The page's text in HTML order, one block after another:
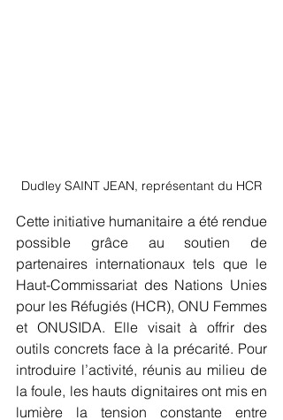
Dudley SAINT JEAN, représentant du HCR
Cette initiative humanitaire a été rendue
possible grâce au soutien de
partenaires internationaux tels que le
Haut-Commissariat des Nations Unies
pour les Réfugiés (HCR), ONU Femmes
et ONUSIDA. Elle visait à offrir des
outils concrets face à la précarité. Pour
introduire l’activité, réunis au milieu de
la foule, les hauts dignitaires ont mis en
lumière la tension constante entre